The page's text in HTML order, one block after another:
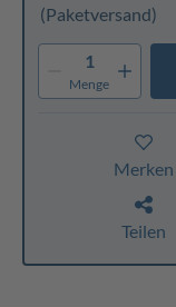
(Paketversand)
1
Menge
Merken
Teilen